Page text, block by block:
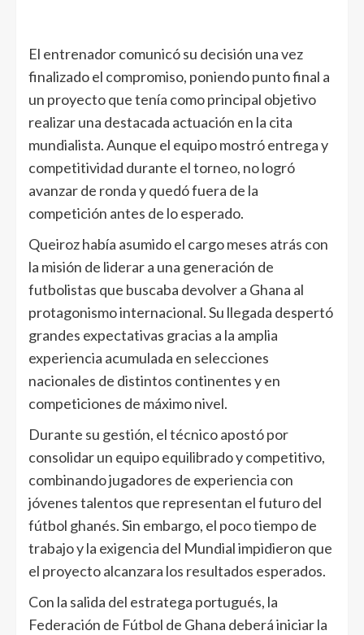
El entrenador comunicó su decisión una vez
finalizado el compromiso, poniendo punto final a
un proyecto que tenía como principal objetivo
realizar una destacada actuación en la cita
mundialista. Aunque el equipo mostró entrega y
competitividad durante el torneo, no logró
avanzar de ronda y quedó fuera de la
competición antes de lo esperado.
Queiroz había asumido el cargo meses atrás con
la misión de liderar a una generación de
futbolistas que buscaba devolver a Ghana al
protagonismo internacional. Su llegada despertó
grandes expectativas gracias a la amplia
experiencia acumulada en selecciones
nacionales de distintos continentes y en
competiciones de máximo nivel.
Durante su gestión, el técnico apostó por
consolidar un equipo equilibrado y competitivo,
combinando jugadores de experiencia con
jóvenes talentos que representan el futuro del
fútbol ghanés. Sin embargo, el poco tiempo de
trabajo y la exigencia del Mundial impidieron que
el proyecto alcanzara los resultados esperados.
Con la salida del estratega portugués, la
Federación de Fútbol de Ghana deberá iniciar la